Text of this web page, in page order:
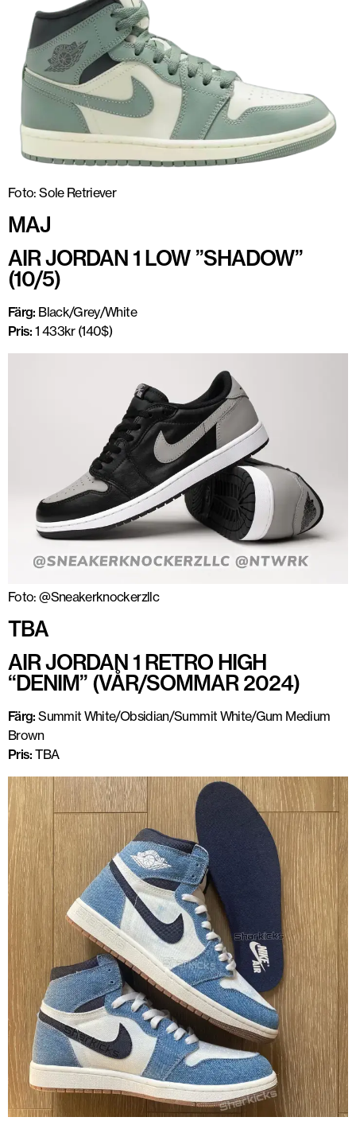
Foto: Sole Retriever
MAJ
AIR JORDAN 1 LOW ”SHADOW”
(10/5)
Färg: Black/Grey/White
Pris: 1 433kr (140$)
Foto: @Sneakerknockerzllc
TBA
AIR JORDAN 1 RETRO HIGH
“DENIM” (VÅR/SOMMAR 2024)
Färg: Summit White/Obsidian/Summit White/Gum Medium
Brown
Pris: TBA